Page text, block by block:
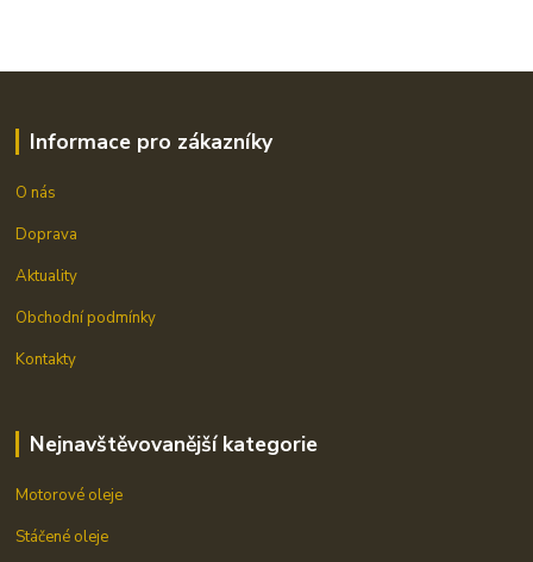
Informace pro zákazníky
O nás
Doprava
Aktuality
Obchodní podmínky
Kontakty
Nejnavštěvovanější kategorie
Motorové oleje
Stáčené oleje